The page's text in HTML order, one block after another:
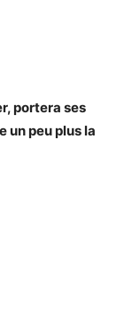
portera ses
un peu plus la